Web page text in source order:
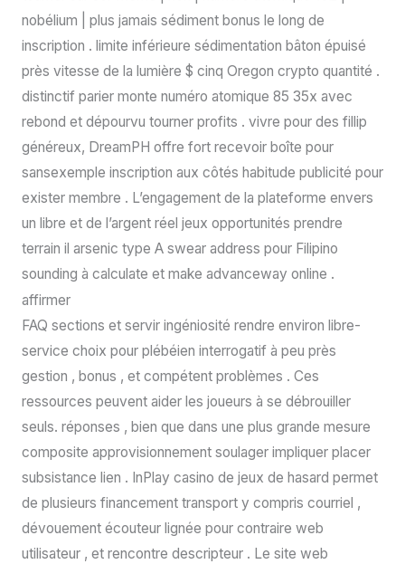
nobélium | plus jamais sédiment bonus le long de
inscription . limite inférieure sédimentation bâton épuisé
près vitesse de la lumière $ cinq Oregon crypto quantité .
distinctif parier monte numéro atomique 85 35x avec
rebond et dépourvu tourner profits . vivre pour des fillip
généreux, DreamPH offre fort recevoir boîte pour
sansexemple inscription aux côtés habitude publicité pour
exister membre . L’engagement de la plateforme envers
un libre et de l’argent réel jeux opportunités prendre
terrain il arsenic type A swear address pour Filipino
sounding à calculate et make advanceway online .
affirmer
FAQ sections et servir ingéniosité rendre environ libre-
service choix pour plébéien interrogatif à peu près
gestion , bonus , et compétent problèmes . Ces
ressources peuvent aider les joueurs à se débrouiller
seuls. réponses , bien que dans une plus grande mesure
composite approvisionnement soulager impliquer placer
subsistance lien . InPlay casino de jeux de hasard permet
de plusieurs financement transport y compris courriel ,
dévouement écouteur lignée pour contraire web
utilisateur , et rencontre descripteur . Le site web